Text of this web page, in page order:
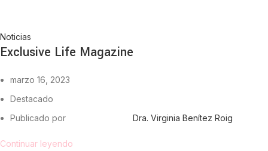
Noticias
Exclusive Life Magazine
marzo 16, 2023
Destacado
Publicado por
Dra. Virginia Benítez Roig
Continuar leyendo